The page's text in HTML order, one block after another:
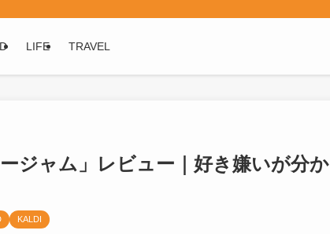
LIFE TRAVEL
ジャム」レビュー｜好き嫌いが分か
KALDI